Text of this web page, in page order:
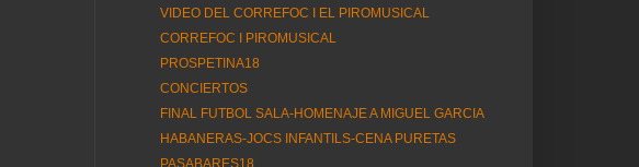
VIDEO DEL CORREFOC I EL PIROMUSICAL
CORREFOC I PIROMUSICAL
PROSPETINA18
CONCIERTOS
FINAL FUTBOL SALA-HOMENAJE A MIGUEL GARCIA
HABANERAS-JOCS INFANTILS-CENA PURETAS
PASABARES18